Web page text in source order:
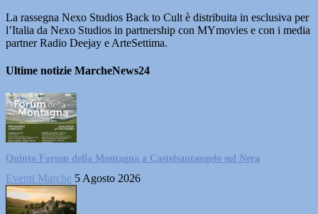
La rassegna Nexo Studios Back to Cult è distribuita in esclusiva per
l’Italia da Nexo Studios in partnership con MYmovies e con i media
partner Radio Deejay e ArteSettima.
Ultime notizie MarcheNews24
Quinto Forum della Montagna a Castelsantangelo sul Nera
Eventi Marche 5 Agosto 2026